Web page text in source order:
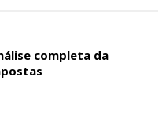
completa da